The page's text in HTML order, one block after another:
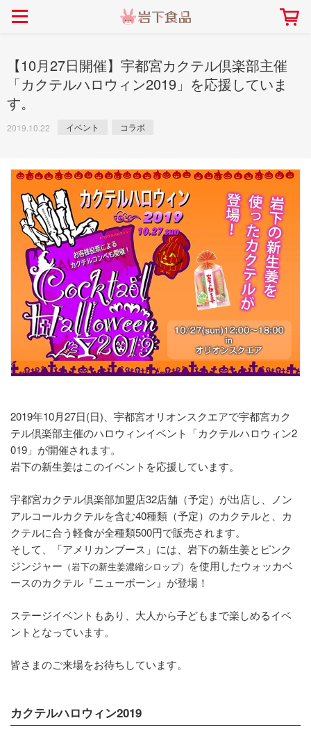
採用情報 本社所在地
> 新商品
> イベント
> コラボ
> ミュージアム
> イワシカちゃん
> オンラインショップ
> メディア掲載
> その他
ジアム
> 生姜
> らっきょう
> オリーブ
> その他
> らっきょうレシピ
> オリーブレシピ
> その他のレシピ
岩下の新生姜について 岩下のらっきょうにつ
岩下の新生姜万年筆インク 書く描くコンテ
岩下の新生姜Sing＆
～ニュージンジャーイ
【10月27日開催】宇都宮カクテル倶楽部主催
「カクテルハロウィン2019」を応援していま
す。
2019.10.22 イベント コラボ
2019年10月27日(日)、宇都宮オリオンスクエアで宇都宮カク
テル倶楽部主催のハロウィンイベント「カクテルハロウィン2
019」が開催されます。
岩下の新生姜はこのイベントを応援しています。
宇都宮カクテル倶楽部加盟店32店舗（予定）が出店し、ノン
アルコールカクテルを含む40種類（予定）のカクテルと、カ
クテルに合う軽食が全種類500円で販売されます。
そして、「アメリカンブース」には、岩下の新生姜とピンク
ジンジャー （岩下の新生姜濃縮シロップ） を使用したウォッカベ
ースのカクテル『ニューボーン』が登場！
ステージイベントもあり、大人から子どもまで楽しめるイベ
ントとなっています。
皆さまのご来場をお待ちしています。
カクテルハロウィン2019